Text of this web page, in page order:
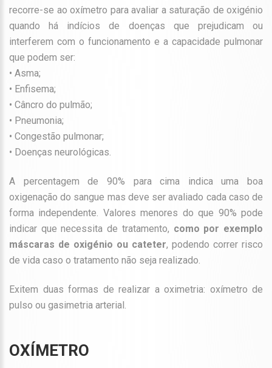
recorre-se ao oxímetro para avaliar a saturação de oxigénio
quando há indícios de doenças que prejudicam ou
interferem com o funcionamento e a capacidade pulmonar
que podem ser:
• Asma;
• Enfisema;
• Câncro do pulmão;
• Pneumonia;
• Congestão pulmonar;
• Doenças neurológicas.
A percentagem de 90% para cima indica uma boa
oxigenação do sangue mas deve ser avaliado cada caso de
forma independente. Valores menores do que 90% pode
indicar que necessita de tratamento, como por exemplo
máscaras de oxigénio ou cateter, podendo correr risco
de vida caso o tratamento não seja realizado.
Exitem duas formas de realizar a oximetria: oxímetro de
pulso ou gasimetria arterial.
OXÍMETRO